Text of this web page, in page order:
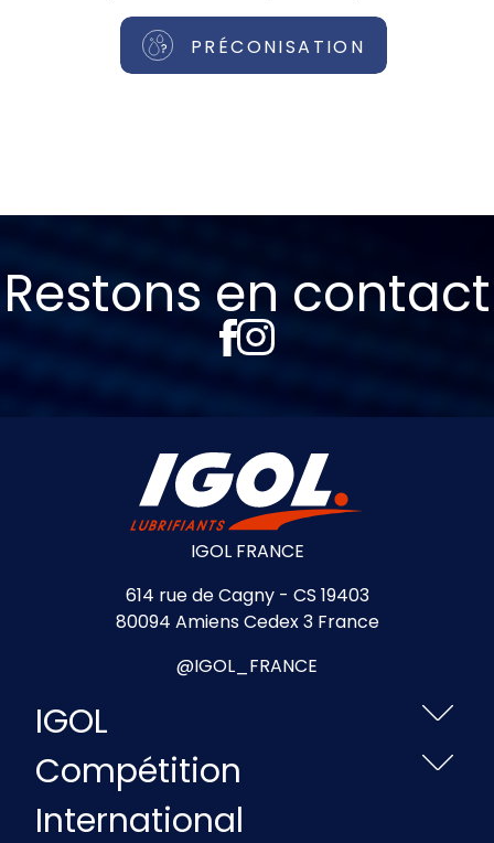
PRÉCONISATION
Restons en contact
IGOL FRANCE
614 rue de Cagny - CS 19403
80094 Amiens Cedex 3 France
@IGOL_FRANCE
IGOL
Compétition
International